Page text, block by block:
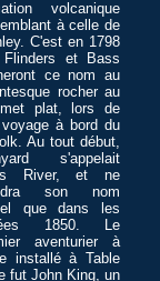
volcanique
à celle de
C'est en 1798
Flinders et Bass
ce nom au
rocher au
plat, lors de
voyage à bord du
Au tout début,
s'appelait
River, et ne
son nom
que dans les
1850. Le
aventurier à
installé à Table
fut John King, un